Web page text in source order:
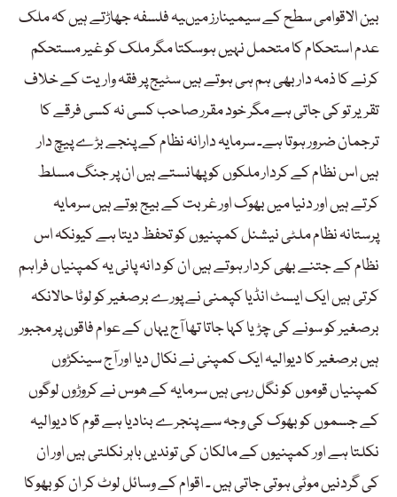
بین الاقوامی سطح کے سیمینارز میںیہ فلسفہ جھاڑتے ہیں کہ ملک
عدم استحکام کا متحمل نہیں ہوسکتا مگر ملک کو غیر مستحکم
کرنے کا ذمہ دار بھی ہم ہی ہوتے ہیں سٹیج پر فقہ واریت کے خلاف
تقریر تو کی جاتی ہے مگر خود مقرر صاحب کسی نہ کسی فرقے کا
ترجمان ضرور ہوتا ہے۔ سرمایہ دارانہ نظام کے پنجے بڑے پیچ دار
ہیں اس نظام کے کردار ملکوں کو پھانستے ہیں ان پر جنگ مسلط
کرتے ہیں اور دنیا میں بھوک اور غربت کے بیج بوتے ہیں سرمایہ
پرستانہ نظام ملٹی نیشنل کمپنیوں کو تحفظ دیتا ہے کیونکہ اس
نظام کے جتنے بھی کردار ہوتے ہیں ان کو دانہ پانی یہ کمپنیاں فراہم
کرتی ہیں ایک ایسٹ انڈیا کپمنی نے پورے برصغیر کو لوٹا حالانکہ
برصغیر کو سونے کی چڑیا کہا جاتا تھا آج یہاں کے عوام فاقوں پر مجبور
ہیں برصغیر کا دیوالیہ ایک کمپنی نے نکال دیا اور آج سینکڑوں
کمپنیاں قوموں کو نگل رہی ہیں سرمایہ کے ھوس نے کروڑوں لوگوں
کے جسموں کو بھوک کی وجہ سے پنجرے بنادیا ہے قوم کا دیوالیہ
نکلتا ہے اور کمپنیوں کے مالکان کی توندیں باہر نکلتی ہیں اور ان
کی گردنیں موٹی ہوتی جاتی ہیں ۔ اقوام کے وسائل لوٹ کر ان کو بھوکا